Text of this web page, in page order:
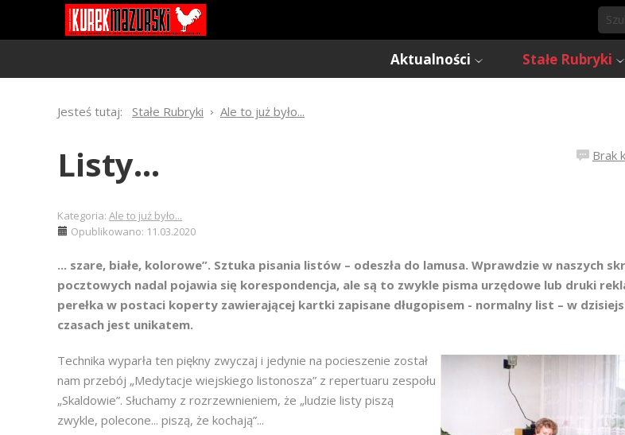
Aktualności Stałe Rubryki
Jesteś tutaj: Stałe Rubryki Ale to już było...
Brak
Listy...
Kategoria: Ale to już było...
Opublikowano: 11.03.2020
... szare, białe, kolorowe”. Sztuka pisania listów – odeszła do lamusa. Wprawdzie w naszych
pocztowych nadal pojawia się korespondencja, ale są to zwykle pisma urzędowe lub druki
perełka w postaci koperty zawierającej kartki zapisane długopisem - normalny list – w
czasach jest unikatem.
Technika wyparła ten piękny zwyczaj i jedynie na pocieszenie został
nam przebój „Medytacje wiejskiego listonosza” z repertuaru zespołu
„Skaldowie”. Słuchamy z rozrzewnieniem, że „ludzie listy piszą
zwykle, polecone... piszą, że kochają”...